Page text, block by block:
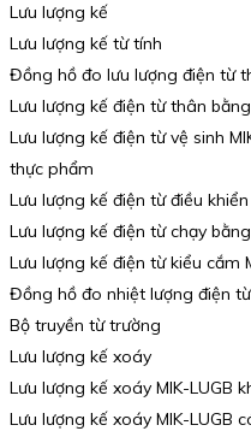
Lưu lượng kế
Lưu lượng kế từ tính
Đồng hồ đo lưu lượng điện từ
Lưu lượng kế điện từ thân
Lưu lượng kế điện từ vệ sinh
thực phẩm
Lưu lượng kế điện từ điều
Lưu lượng kế điện từ chạy
Lưu lượng kế điện từ kiểu cắm
Đồng hồ đo nhiệt lượng điện từ
Bộ truyền từ trường
Lưu lượng kế xoáy
Lưu lượng kế xoáy MIK-LUGB
Lưu lượng kế xoáy MIK-LUGB